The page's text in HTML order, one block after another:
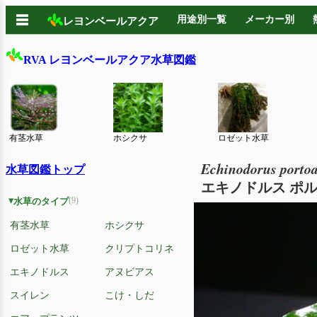
☰ レヨンベールアクア 用途別一覧 メーカー別
RVA レヨンベールアクア水草図鑑
有茎水草 ホシクサ ロゼット水草
Echinodorus
エキノドルス ポ
水草図鑑トップ
水草のタイプ(9)
有茎水草 ホシクサ
ロゼット水草 クリプトコリネ
エキノドルス アヌビアス
スイレン こけ・しだ